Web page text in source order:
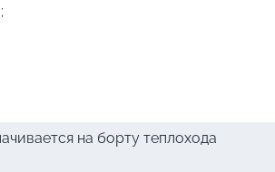
на борту теплохода